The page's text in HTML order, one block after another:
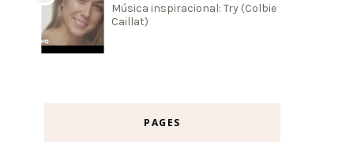
Música inspiracional: Try (Colbie
Caillat)
PAGES